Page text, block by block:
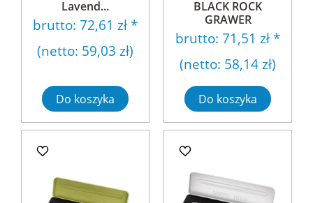
Lavend...
brutto: 72,61 zł *
(netto: 59,03 zł)
Do koszyka
BLACK ROCK
GRAWER
brutto: 71,51 zł *
(netto: 58,14 zł)
Do koszyka